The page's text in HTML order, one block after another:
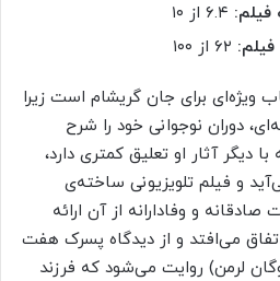
فیلم:
ویژه‌ای برای جان گریشام است زیرا
دوران نوجوانی خود را شرح
دیگر آثار او تعلیق کمتری دارد،
و فیلم تلویزیونی ساخته‌ی
و وفادارانه از آن ارائه
قصه در سال ۱۹۵۲ اتفاق می‌افتد و از دیدگاه پسرک هفت
لرمن) روایت می‌شود که فرزند